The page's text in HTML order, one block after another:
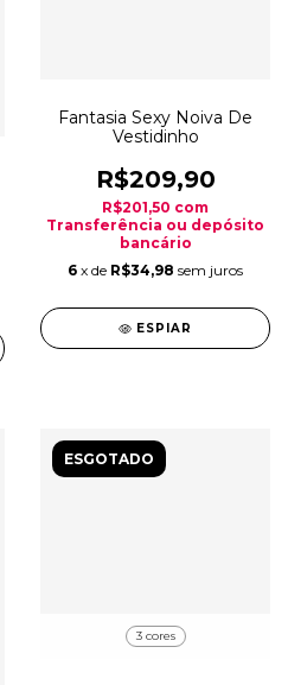
Fantasia Sexy Noiva De
Vestidinho
R$209,90
R$201,50 com
Transferência ou depósito
bancário
6 x de R$34,98 sem juros
ESPIAR
ESGOTADO
3 cores